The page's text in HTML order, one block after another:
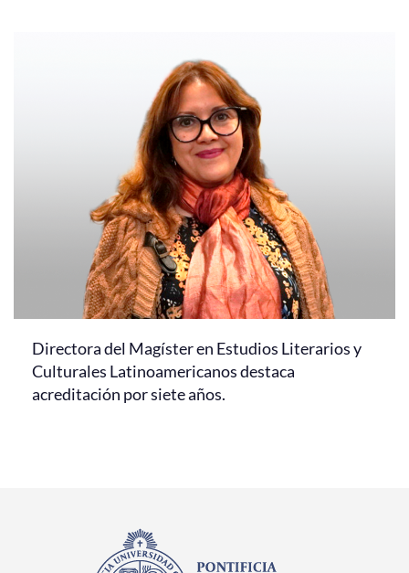
Directora del Magíster en Estudios Literarios y
Culturales Latinoamericanos destaca
acreditación por siete años.